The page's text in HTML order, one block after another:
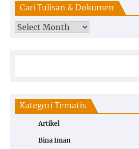
Cari Tulisan & Dokumen
Kategori Tematis
Artikel
Bina Iman